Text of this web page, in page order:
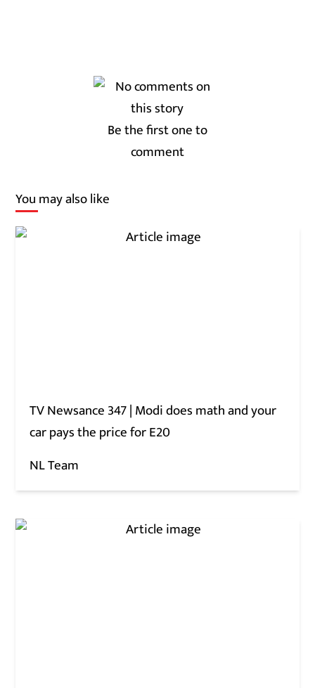
Be the first one to
comment
You may also like
TV Newsance 347 | Modi does math and your
car pays the price for E20
NL Team